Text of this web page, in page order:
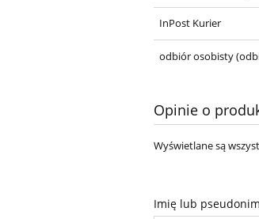
InPost Kurier
odbiór osobisty
Opinie o
Wyświetlane są
Imię lub